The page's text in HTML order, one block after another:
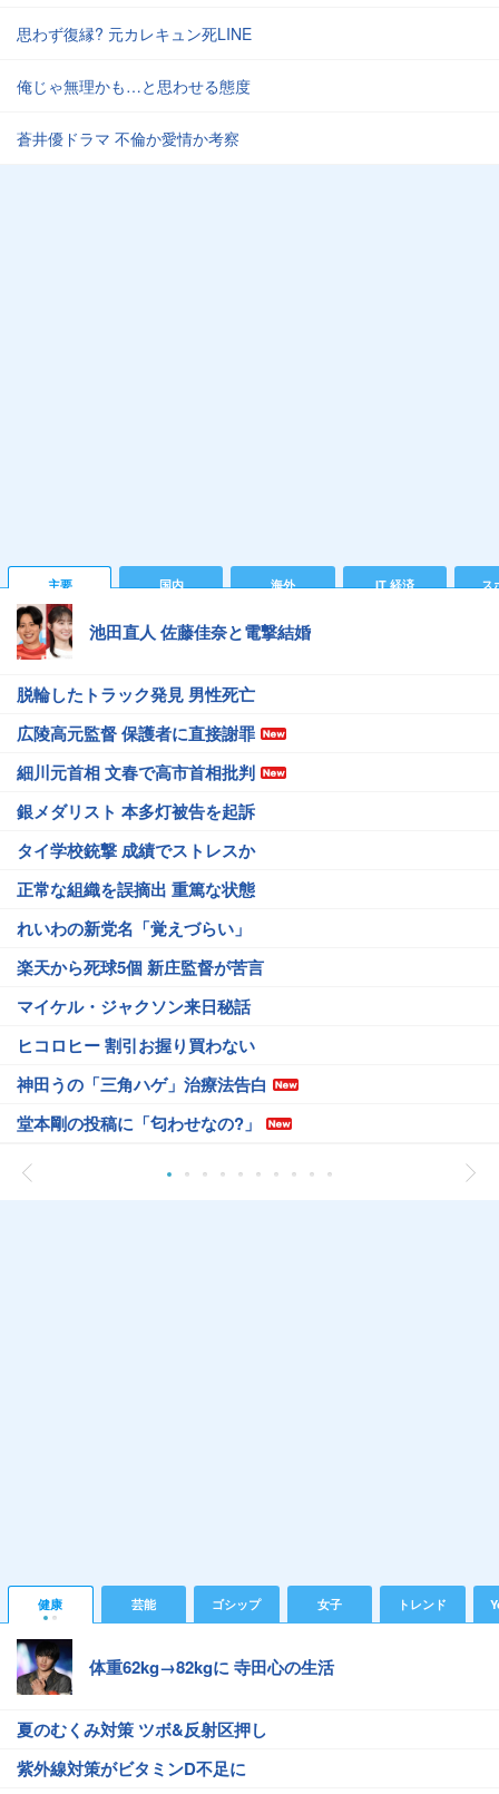
思わず復縁? 元カレキュン死LINE
俺じゃ無理かも…と思わせる態度
蒼井優ドラマ 不倫か愛情か考察
主要 国内 海外 IT 経済 ス
池田直人 佐藤佳奈と電撃結婚
脱輪したトラック発見 男性死亡
広陵高元監督 保護者に直接謝罪
細川元首相 文春で高市首相批判
銀メダリスト 本多灯被告を起訴
タイ学校銃撃 成績でストレスか
正常な組織を誤摘出 重篤な状態
れいわの新党名「覚えづらい」
楽天から死球5個 新庄監督が苦言
マイケル・ジャクソン来日秘話
ヒコロヒー 割引お握り買わない
神田うの「三角ハゲ」治療法告白
堂本剛の投稿に「匂わせなの?」
健康 芸能 ゴシップ 女子 トレンド
体重62kg→82kgに 寺田心の生活
夏のむくみ対策 ツボ&反射区押し
紫外線対策がビタミンD不足に